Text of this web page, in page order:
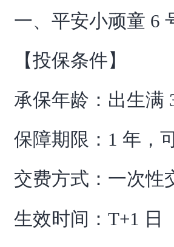
一、平安小顽童 6
【投保条件】
承保年龄：出生满
保障期限：1 年，
交费方式：一次性
生效时间：T+1 日